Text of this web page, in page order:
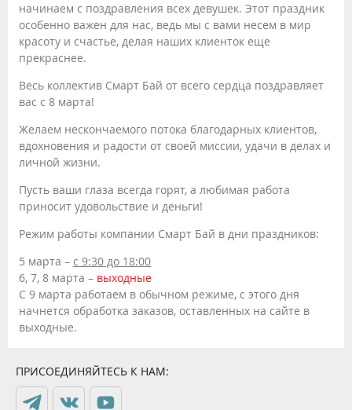
начинаем с поздравления всех девушек. Этот праздник
особенно важен для нас, ведь мы с вами несем в мир
красоту и счастье, делая наших клиенток еще
прекраснее.
Весь коллектив Смарт Бай от всего сердца поздравляет
вас с 8 марта!
Желаем нескончаемого потока благодарных клиентов,
вдохновения и радости от своей миссии, удачи в делах и
личной жизни.
Пусть ваши глаза всегда горят, а любимая работа
приносит удовольствие и деньги!
Режим работы компании Смарт Бай в дни праздников:
5 марта – с 9:30 до 18:00
6, 7, 8 марта – выходные
С 9 марта работаем в обычном режиме, с этого дня
начнется обработка заказов, оставленных на сайте в
выходные.
ПРИСОЕДИНЯЙТЕСЬ К НАМ: